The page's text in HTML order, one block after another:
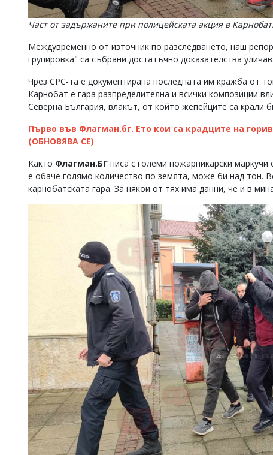
Част от задържаните при полицейската акция в Карнобат.
Междувременно от източник по разследването, наш
групировка" са събрани достатъчно доказателства
Чрез СРС-та е документирана последната им кражба от
Карнобат е гара разпределителна и всички композиции
Северна България, влакът, от който жепейците са крали
Първо във Флагман.бг. Ето кои са крадците на
(ОБНОВЯВА СЕ)
Както Флагман.БГ писа с големи пожарникарски
е обаче голямо количество по земята, може би над тон.
карнобатската гара. За някои от тях има данни, че и в